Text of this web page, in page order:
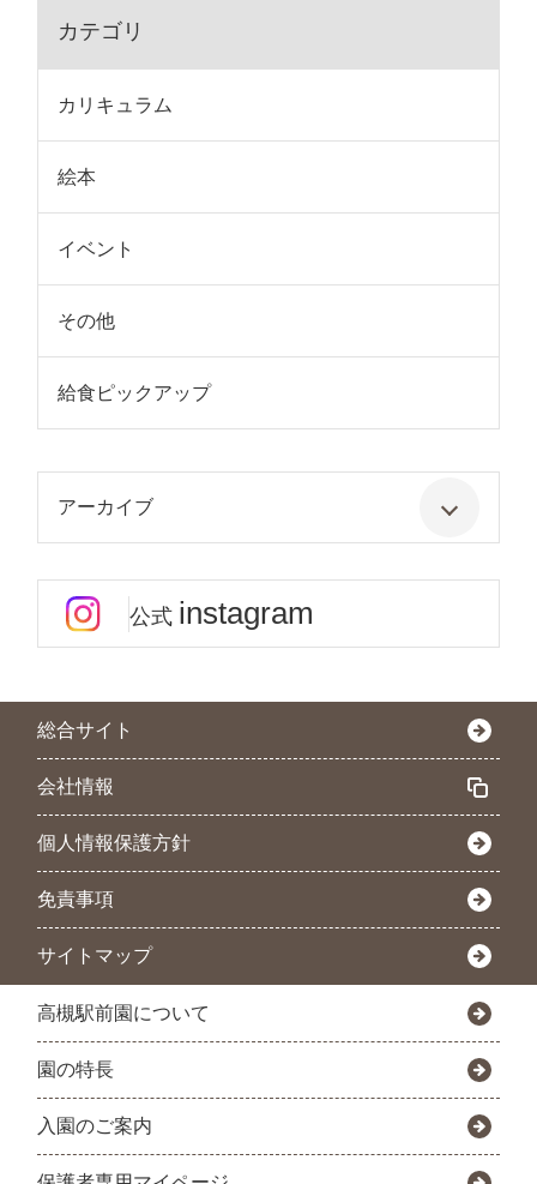
カテゴリ
カリキュラム
絵本
イベント
その他
給食ピックアップ
アーカイブ
公式 instagram
総合サイト
会社情報
個人情報保護方針
免責事項
サイトマップ
高槻駅前園について
園の特長
入園のご案内